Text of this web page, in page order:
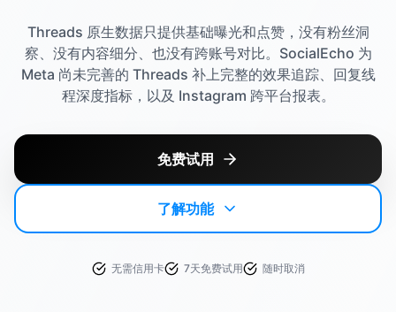
Threads 原生数据只提供基础曝光和点赞，没有粉丝洞
察、没有内容细分、也没有跨账号对比。SocialEcho 为
Meta 尚未完善的 Threads 补上完整的效果追踪、回复线
程深度指标，以及 Instagram 跨平台报表。
免费试用
了解功能
无需信用卡 7天免费试用 随时取消